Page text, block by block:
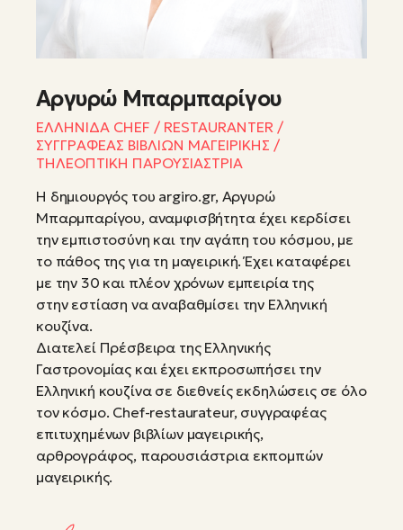
Αργυρώ Μπαρμπαρίγου
ΕΛΛΗΝΙΔΑ CHEF / RESTAURANTER /
ΣΥΓΓΡΑΦΕΑΣ ΒΙΒΛΙΩΝ ΜΑΓΕΙΡΙΚΗΣ /
ΤΗΛΕΟΠΤΙΚΗ ΠΑΡΟΥΣΙΑΣΤΡΙΑ
Η δημιουργός του argiro.gr, Αργυρώ
Μπαρμπαρίγου, αναμφισβήτητα έχει κερδίσει
την εμπιστοσύνη και την αγάπη του κόσμου, με
το πάθος της για τη μαγειρική. Έχει καταφέρει
με την 30 και πλέον χρόνων εμπειρία της
στην εστίαση να αναβαθμίσει την Ελληνική
κουζίνα.
Διατελεί Πρέσβειρα της Ελληνικής
Γαστρονομίας και έχει εκπροσωπήσει την
Ελληνική κουζίνα σε διεθνείς εκδηλώσεις σε όλο
τον κόσμο. Chef-restaurateur, συγγραφέας
επιτυχημένων βιβλίων μαγειρικής,
αρθρογράφος, παρουσιάστρια εκπομπών
μαγειρικής.